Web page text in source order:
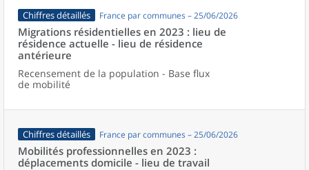
Chiffres détaillés France par communes – 25/06/2026
Migrations résidentielles en 2023 : lieu de
résidence actuelle - lieu de résidence
antérieure
Recensement de la population - Base flux
de mobilité
Chiffres détaillés France par communes – 25/06/2026
Mobilités professionnelles en 2023 :
déplacements domicile - lieu de travail